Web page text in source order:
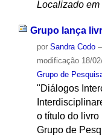
Localizado em
Grupo lança
por Sandra Codo
modificação18/
Grupo de
"Diálogos
o título do
Grupo de